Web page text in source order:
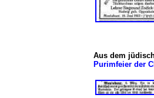
Aus dem
Purimfeier der